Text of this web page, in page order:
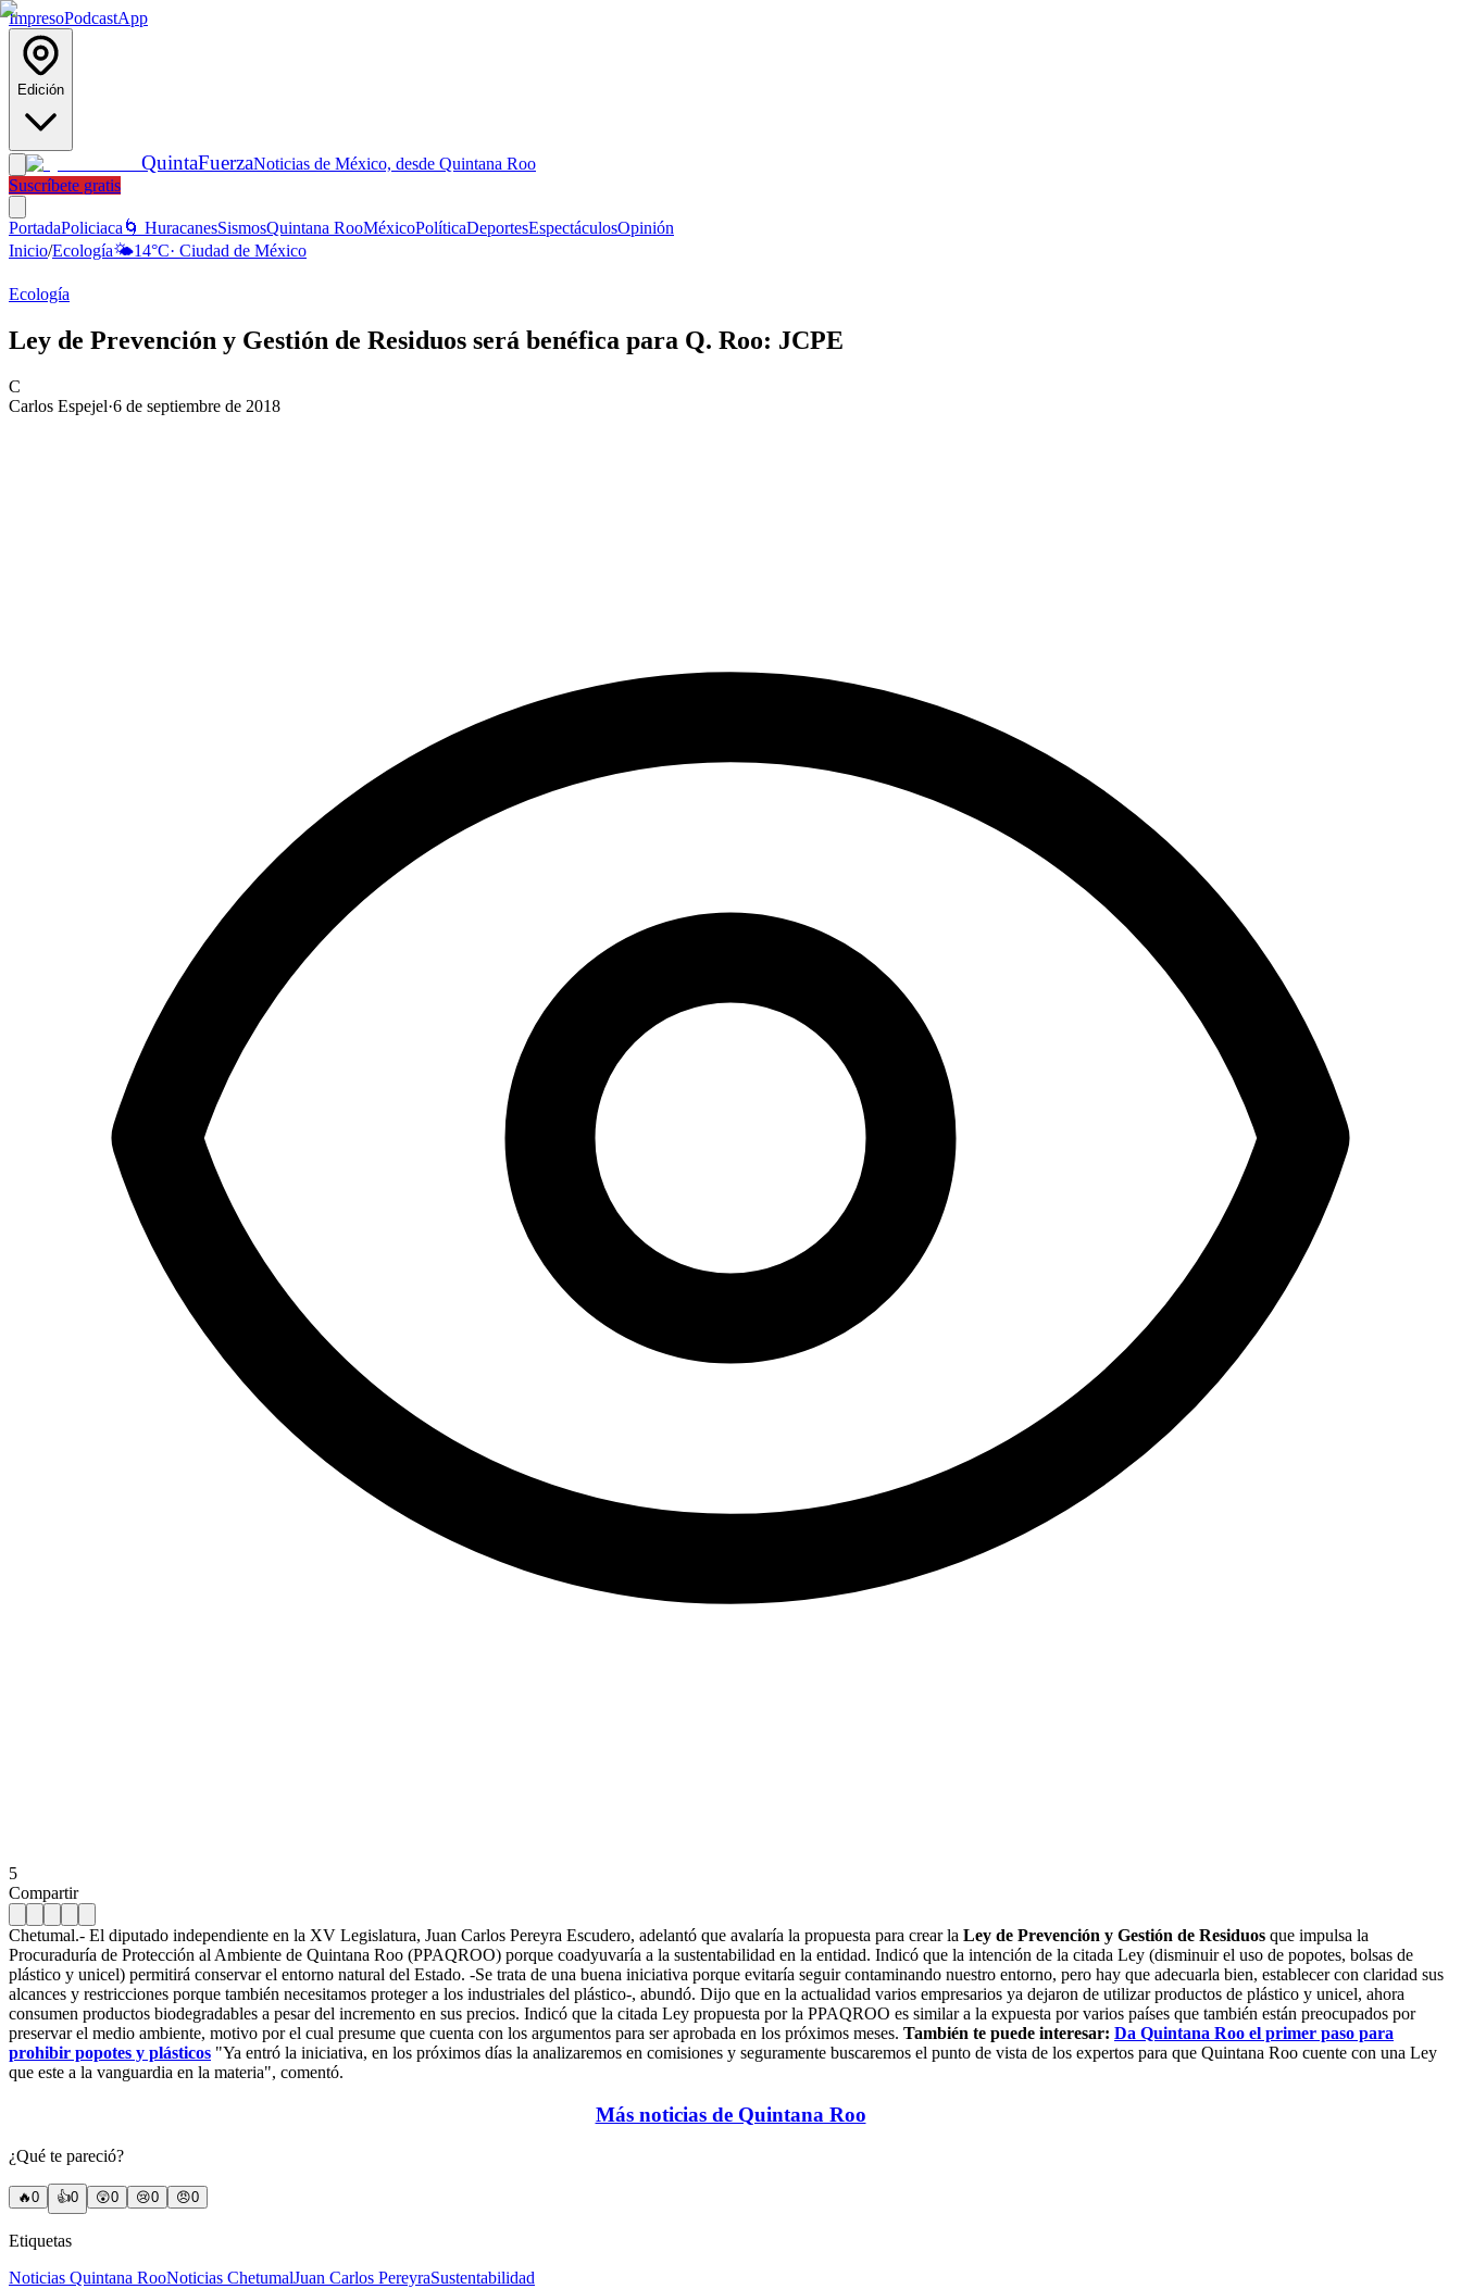
ImpresoPodcastApp
Edición
QuintaFuerzaNoticias de México, desde Quintana Roo
Suscríbete gratis
PortadaPoliciaca 🌀 HuracanesSismosQuintana RooMéxicoPolíticaDeportesEspectáculosOpinión
Inicio/Ecología🌤️14°C· Ciudad de México
Ecología
Ley de Prevención y Gestión de Residuos será benéfica para Q. Roo: JCPE
C
Carlos Espejel·6 de septiembre de 2018
5
Compartir
Chetumal.- El diputado independiente en la XV Legislatura, Juan Carlos Pereyra Escudero, adelantó que avalaría la propuesta para crear la Ley de Prevención y Gestión de Residuos que impulsa la
Procuraduría de Protección al Ambiente de Quintana Roo (PPAQROO) porque coadyuvaría a la sustentabilidad en la entidad. Indicó que la intención de la citada Ley (disminuir el uso de popotes, bolsas de
plástico y unicel) permitirá conservar el entorno natural del Estado. -Se trata de una buena iniciativa porque evitaría seguir contaminando nuestro entorno, pero hay que adecuarla bien, establecer con claridad sus
alcances y restricciones porque también necesitamos proteger a los industriales del plástico-, abundó. Dijo que en la actualidad varios empresarios ya dejaron de utilizar productos de plástico y unicel, ahora
consumen productos biodegradables a pesar del incremento en sus precios. Indicó que la citada Ley propuesta por la PPAQROO es similar a la expuesta por varios países que también están preocupados por
preservar el medio ambiente, motivo por el cual presume que cuenta con los argumentos para ser aprobada en los próximos meses. También te puede interesar: Da Quintana Roo el primer paso para
prohibir popotes y plásticos "Ya entró la iniciativa, en los próximos días la analizaremos en comisiones y seguramente buscaremos el punto de vista de los expertos para que Quintana Roo cuente con una Ley
que este a la vanguardia en la materia", comentó.
Más noticias de Quintana Roo
¿Qué te pareció?
🔥0 👍0 😲0 😢0 😠0
Etiquetas
Noticias Quintana RooNoticias ChetumalJuan Carlos PereyraSustentabilidad